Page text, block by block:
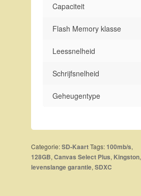
Capaciteit
Flash Memory klasse
Leessnelheid
Schrijfsnelheid
Geheugentype
Categorie:SD-KaartTags: 100mb/s,
128GB, Canvas Select Plus, Kingston,
levenslange garantie, SDXC